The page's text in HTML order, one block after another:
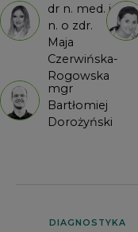
dr n. med. i
n. o zdr.
Maja
Czerwińska-
Rogowska
mgr
Bartłomiej
Dorożyński
DIAGNOSTYKA